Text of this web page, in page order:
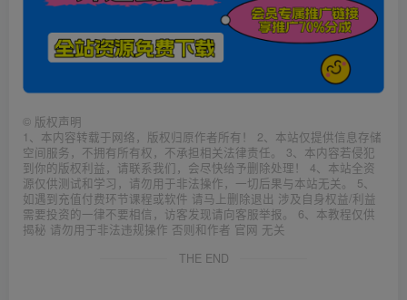
© 版权声明
1、本内容转载于网络，版权归原作者所有！ 2、本站仅提供信息存储
空间服务，不拥有所有权，不承担相关法律责任。 3、本内容若侵犯
到你的版权利益，请联系我们，会尽快给予删除处理！ 4、本站全资
源仅供测试和学习，请勿用于非法操作，一切后果与本站无关。 5、
如遇到充值付费环节课程或软件 请马上删除退出 涉及自身权益/利益
需要投资的一律不要相信，访客发现请向客服举报。 6、本教程仅供
揭秘 请勿用于非法违规操作 否则和作者 官网 无关
THE END